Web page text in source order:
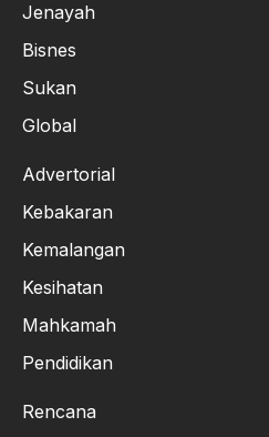
Jenayah
Bisnes
Sukan
Global
Advertorial
Kebakaran
Kemalangan
Kesihatan
Mahkamah
Pendidikan
Rencana